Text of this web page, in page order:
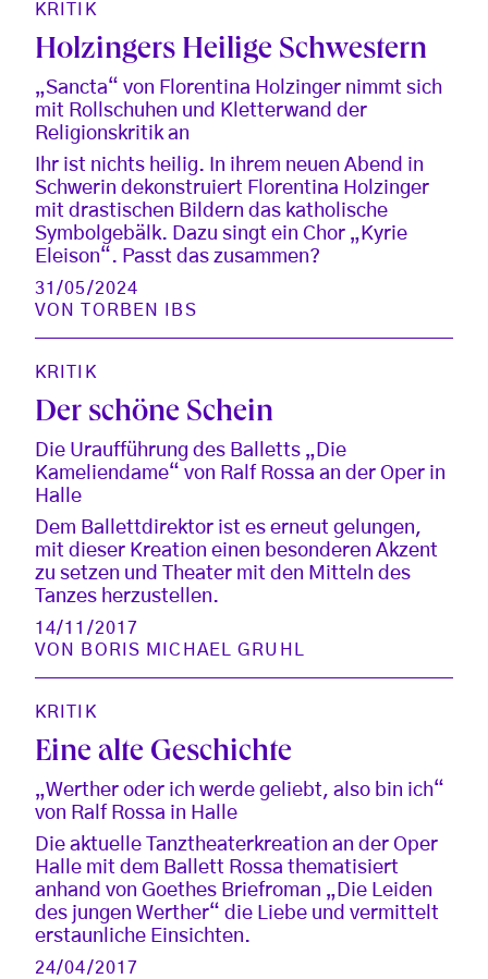
KRITIK
Holzingers Heilige Schwestern
„Sancta“ von Florentina Holzinger nimmt sich
mit Rollschuhen und Kletterwand der
Religionskritik an
Ihr ist nichts heilig. In ihrem neuen Abend in
Schwerin dekonstruiert Florentina Holzinger
mit drastischen Bildern das katholische
Symbolgebälk. Dazu singt ein Chor „Kyrie
Eleison“. Passt das zusammen?
31/05/2024
VON
TORBEN IBS
KRITIK
Der schöne Schein
Die Uraufführung des Balletts „Die
Kameliendame“ von Ralf Rossa an der Oper in
Halle
Dem Ballettdirektor ist es erneut gelungen,
mit dieser Kreation einen besonderen Akzent
zu setzen und Theater mit den Mitteln des
Tanzes herzustellen.
14/11/2017
VON
BORIS MICHAEL GRUHL
KRITIK
Eine alte Geschichte
„Werther oder ich werde geliebt, also bin ich“
von Ralf Rossa in Halle
Die aktuelle Tanztheaterkreation an der Oper
Halle mit dem Ballett Rossa thematisiert
anhand von Goethes Briefroman „Die Leiden
des jungen Werther“ die Liebe und vermittelt
erstaunliche Einsichten.
24/04/2017